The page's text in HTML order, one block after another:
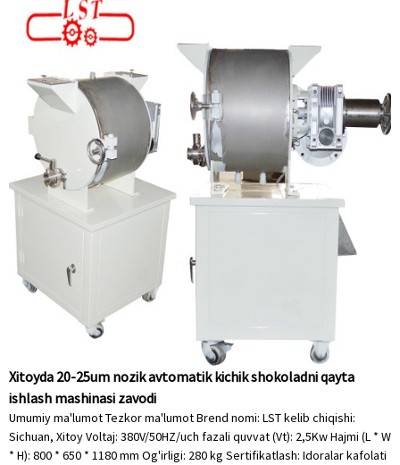
Xitoyda 20-25um nozik avtomatik kichik shokoladni qayta
ishlash mashinasi zavodi
Umumiy ma'lumot Tezkor ma'lumot Brend nomi: LST kelib chiqishi:
Sichuan, Xitoy Voltaj: 380V/50HZ/uch fazali quvvat (Vt): 2,5Kw Hajmi (L * W
* H): 800 * 650 * 1180 mm Og'irligi: 280 kg Sertifikatlash: Idoralar kafolati